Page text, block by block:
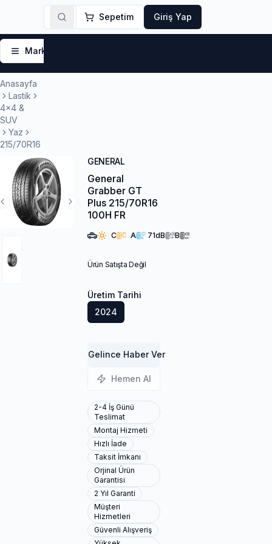
Sepetim Giriş Yap
Markalar
Anasayfa
Lastik
4x4 &
SUV
Yaz
215/70R16
Next Slide
Previous Slide
GENERAL
General
Grabber GT
Plus 215/70R16
100H FR
C A 71dB B
Ürün Satışta Değil
Üretim Tarihi
2024
Gelince Haber Ver
Hemen Al
2-4 İş Günü
Teslimat
Montaj Hizmeti
Hızlı İade
Taksit İmkanı
Orjinal Ürün
Garantisi
2 Yıl Garanti
Müşteri
Hizmetleri
Güvenli Alışveriş